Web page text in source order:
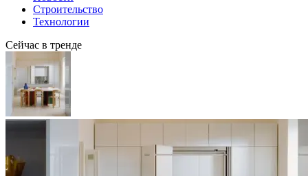
Строительство
Технологии
Сейчас в тренде